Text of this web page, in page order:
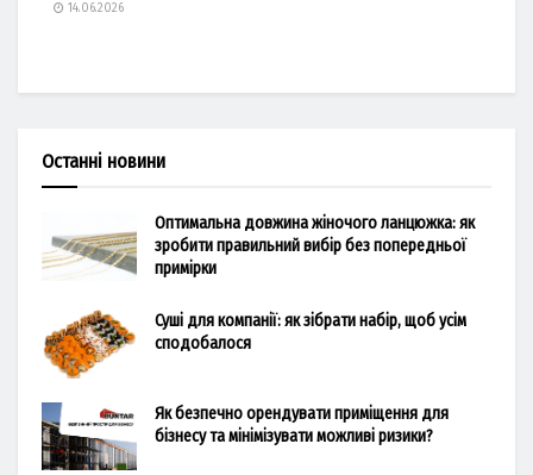
14.06.2026
Останні новини
Оптимальна довжина жіночого ланцюжка: як
зробити правильний вибір без попередньої
примірки
Суші для компанії: як зібрати набір, щоб усім
сподобалося
Як безпечно орендувати приміщення для
бізнесу та мінімізувати можливі ризики?